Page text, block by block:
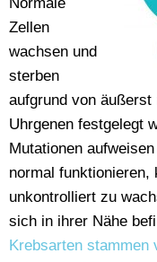
Zellen
wachsen und
sterben
aufgrund von äußerst
Uhrgenen festgelegt
Mutationen
normal funktionieren,
unkontrolliert zu
sich in ihrer Nähe
Krebsarten stammen